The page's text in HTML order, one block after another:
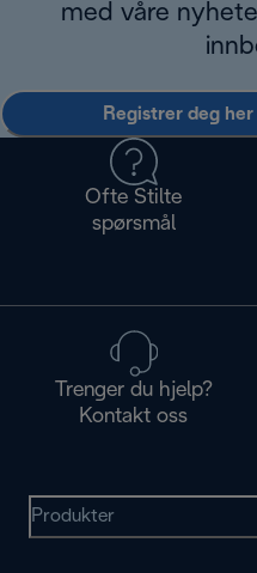
med våre
Registrer deg
Ofte Stilte
spørsmål
Trenger du hjelp?
Kontakt oss
Produkter